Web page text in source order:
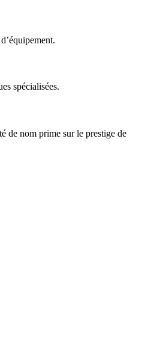
spécialisées.
de nom prime sur le prestige de